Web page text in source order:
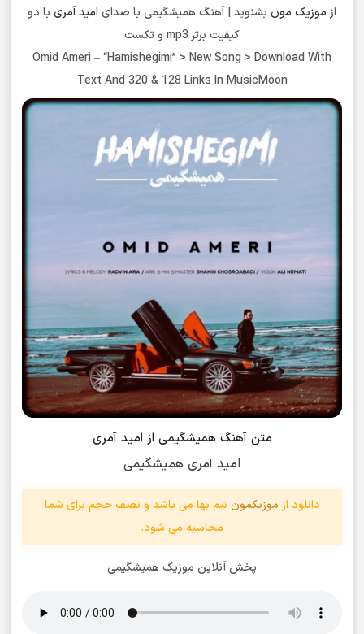
از موزیک مون بشنوید | آهنگ همیشگیمی با صدای امید آمری با دو
کیفیت برتر mp3 و تکست
Omid Ameri – “Hamishegimi” > New Song > Download With
Text And 320 & 128 Links In MusicMoon
متن آهنگ همیشگیمی از امید آمری
امید آمری همیشگیمی
دانلود ازموزیکمون نیم بها می باشد و نصف حجم برای شما
محاسبه می شود.
پخش آنلاین موزیک همیشگیمی